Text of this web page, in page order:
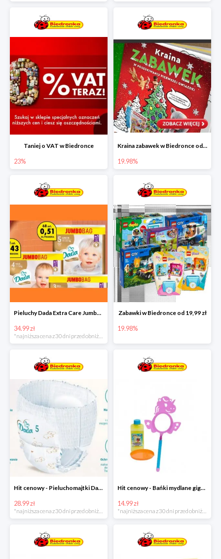
Taniej o VAT w Biedronce
23%
Kraina zabawek w Biedronce od 19,99 zł
19.98%
Pieluchy Dada Extra Care Jumbo Bag w super cenie
34.99 zł
*najniższa cena z 30 dni przed obniżką
Zabawki w Biedronce od 19,99 zł
19.98%
Hit cenowy - Pieluchomajtki Dada Pants
28.99 zł
Hit cenowy - Bańki mydlane gigant lub płyn uzupełniający
14.99 zł